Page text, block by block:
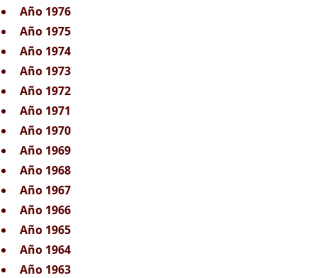
Año 1976
Año 1975
Año 1974
Año 1973
Año 1972
Año 1971
Año 1970
Año 1969
Año 1968
Año 1967
Año 1966
Año 1965
Año 1964
Año 1963